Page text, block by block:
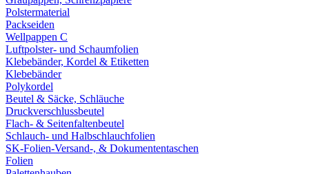
Polstermaterial
Packseiden
Wellpappen C
Luftpolster- und Schaumfolien
Klebebänder, Kordel & Etiketten
Klebebänder
Polykordel
Beutel & Säcke, Schläuche
Druckverschlussbeutel
Flach- & Seitenfaltenbeutel
Schlauch- und Halbschlauchfolien
SK-Folien-Versand-, & Dokumententaschen
Folien